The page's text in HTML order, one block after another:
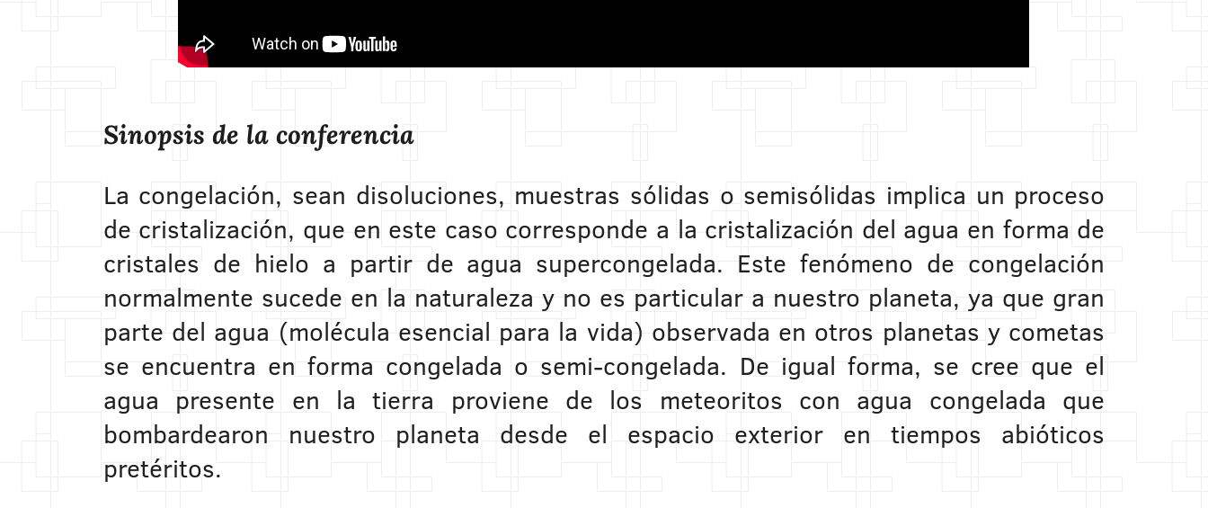
Sinopsis de la conferencia
La congelación, sean disoluciones, muestras sólidas o semisólidas implica un proceso
de cristalización, que en este caso corresponde a la cristalización del agua en forma de
cristales de hielo a partir de agua supercongelada. Este fenómeno de congelación
normalmente sucede en la naturaleza y no es particular a nuestro planeta, ya que gran
parte del agua (molécula esencial para la vida) observada en otros planetas y cometas
se encuentra en forma congelada o semi-congelada. De igual forma, se cree que el
agua presente en la tierra proviene de los meteoritos con agua congelada que
bombardearon nuestro planeta desde el espacio exterior en tiempos abióticos
pretéritos.